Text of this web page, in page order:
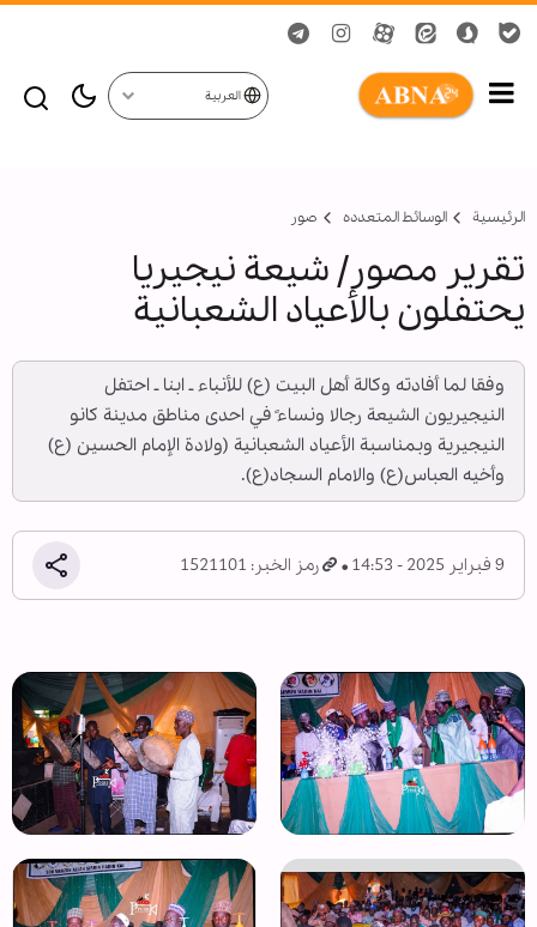
العربية
الرئيسية الوسائط المتعدده صور
تقرير مصور/ شيعة نيجيريا
يحتفلون بالأعياد الشعبانية
وفقا لما أفادته وكالة أهل البيت (ع) للأنباء ـ ابنا ـ احتفل
النيجيريون الشيعة رجالا ونساءً في احدى مناطق مدينة كانو
النيجيرية وبمناسبة الأعياد الشعبانية (ولادة الإمام الحسين (ع)
وأخيه العباس(ع) والامام السجاد(ع).
9 فبراير 2025 - 14:53 رمز الخبر: 1521101